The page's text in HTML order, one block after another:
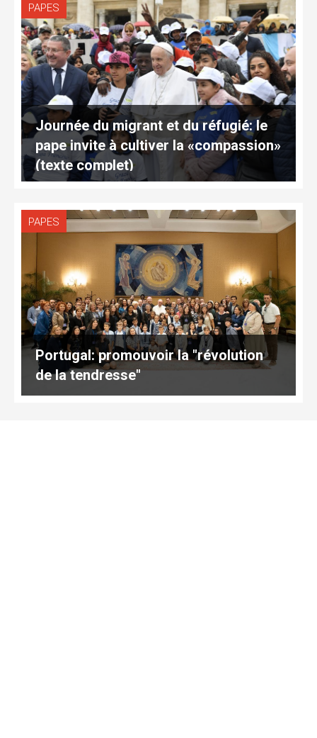
PAPES
Journée du migrant et du réfugié: le
pape invite à cultiver la «compassion»
(texte complet)
PAPES
Portugal: promouvoir la "révolution
de la tendresse"